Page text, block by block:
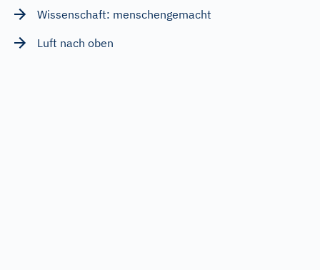
Wissenschaft: menschengemacht
Luft nach oben